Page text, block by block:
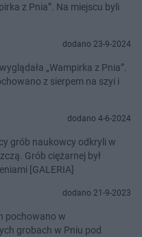
z Pnia”. Na miejscu byli
dodano 23-9-2024
„Wampirka z Pnia”.
z sierpem na szyi i
dodano 4-6-2024
grób naukowcy odkryli w
Grób ciężarnej był
[GALERIA]
dodano 21-9-2023
pochowano w
grobach w Pniu pod